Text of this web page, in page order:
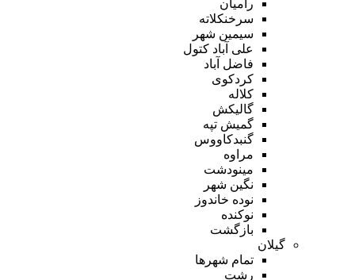
رامیان
سرخنکلاته
سیمین شهر
علی آباد کتول
فاضل آباد
کردکوی
کلاله
گالیکش
گمیش تپه
گنبدکاووس
مراوه
مینودشت
نگین شهر
نوده خاندوز
نوکنده
بازگشت
گیلان
تمام شهر‌ها
رشت